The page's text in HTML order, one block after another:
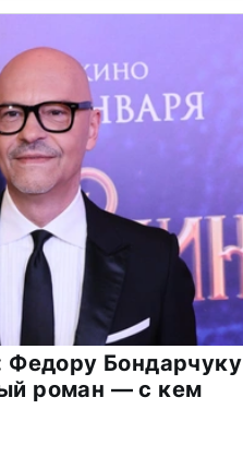
Федору Бондарчуку
роман — с кем